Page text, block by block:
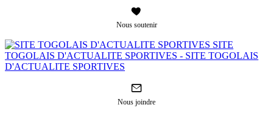
Nous soutenir
SITE
TOGOLAIS D'ACTUALITE SPORTIVES - SITE TOGOLAIS
D'ACTUALITE SPORTIVES
Nous joindre